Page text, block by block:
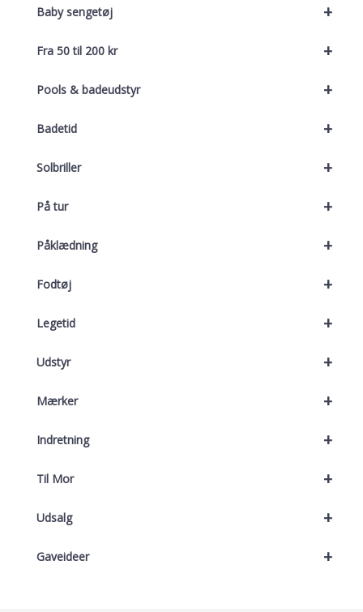
+
Baby sengetøj
+
Fra 50 til 200 kr
+
Pools & badeudstyr
+
Badetid
+
Solbriller
+
På tur
+
Påklædning
+
Fodtøj
+
Legetid
+
Udstyr
+
Mærker
+
Indretning
+
Til Mor
+
Udsalg
+
Gaveideer